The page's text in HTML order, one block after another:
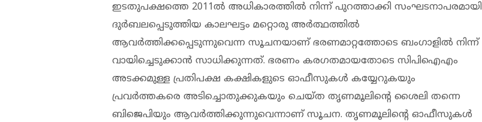
ഇടതുപക്ഷത്തെ 2011ൽ അധികാരത്തിൽ നിന്ന് പുറത്താക്കി സംഘടനാപരമായി
ദു‍ർബലപ്പെടുത്തിയ കാലഘട്ടം മറ്റൊരു അ‍‍ർത്ഥത്തിൽ
ആവർത്തിക്കപ്പെടുന്നുവെന്ന സൂചനയാണ് ഭരണമാറ്റത്തോടെ ബം​ഗാളിൽ നിന്ന്
വായിച്ചെടുക്കാൻ സാധിക്കുന്നത്. ഭരണം കര​ഗതമായതോടെ സിപിഐഎം
അടക്കമുള്ള പ്രതിപക്ഷ കക്ഷികളുടെ ഓഫീസുകൾ കയ്യേറുകയും
പ്രവ‍ർത്തകരെ അടിച്ചൊതുക്കുകയും ചെയ്ത തൃണമൂലിൻ്റെ ശൈലി തന്നെ
ബിജെപിയും ആവ‍ർത്തിക്കുന്നുവെന്നാണ് സൂചന. തൃണമൂലിൻ്റെ ഓഫീസുകൾ